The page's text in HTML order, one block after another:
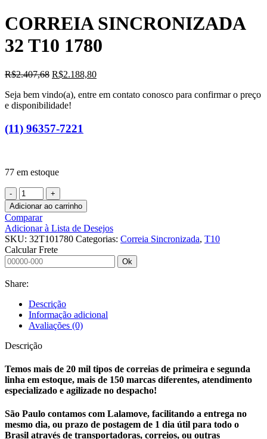
era:
R$2.407,55.
é:
R$2.188,68.
CORREIA SINCRONIZADA
32 T10 1780
R$2.407,68 O
original
era:
R$2.188,80O
atual
Seja bem vindo(a), entre em contato conosco para confirmar o preço
e disponibilidade!
(11) 96357-7221
77 em estoque
CORREIA
SINCRONIZADA
32
T10
1780
quantidade
Adicionar ao carrinho
Comparar
Adicionar à Lista de Desejos
SKU: 32T101780 Categorias: Correia Sincronizada, T10
Calcular Frete
Ok
Share:
Descrição
Informação adicional
Avaliações (0)
Descrição
Temos mais de 20 mil tipos de correias de primeira e segunda
linha em estoque, mais de 150 marcas diferentes, atendimento
especializado e agilizade no despacho!
São Paulo contamos com Lalamove, facilitando a entrega no
mesmo dia, ou prazo de postagem de 1 dia útil para todo o
Brasil através de transportadoras, correios, ou outras